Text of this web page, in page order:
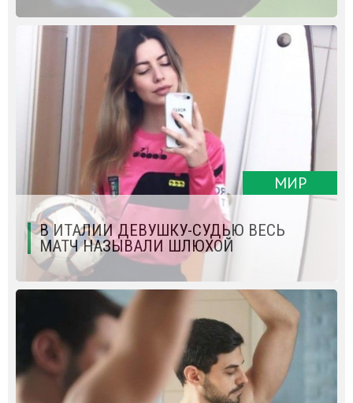
МИР
В ИТАЛИИ ДЕВУШКУ-СУДЬЮ ВЕСЬ
МАТЧ НАЗЫВАЛИ ШЛЮХОЙ